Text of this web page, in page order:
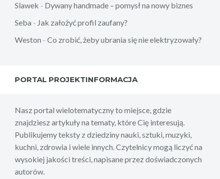
Slawek - Dywany handmade – pomysł na nowy biznes
Seba - Jak założyć profil zaufany?
Weston - Co zrobić, żeby ubrania się nie elektryzowały?
PORTAL PROJEKTINFORMACJA
Nasz portal wielotematyczny to miejsce, gdzie
znajdziesz artykuły na tematy, które Cię interesują.
Publikujemy teksty z dziedziny nauki, sztuki, muzyki,
kuchni, zdrowia i wiele innych. Czytelnicy mogą liczyć na
wysokiej jakości treści, napisane przez doświadczonych
autorów.